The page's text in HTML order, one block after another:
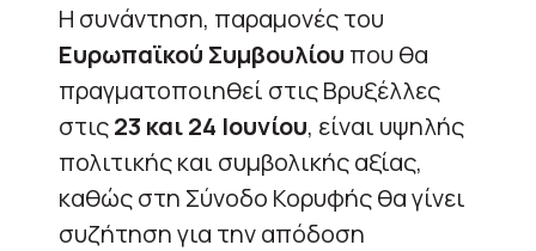
Η συνάντηση, παραμονές του
Ευρωπαϊκού Συμβουλίου που θα
πραγματοποιηθεί στις Βρυξέλλες
στις23 και 24 Ιουνίου, είναι υψηλής
πολιτικής και συμβολικής αξίας,
καθώς στη Σύνοδο Κορυφής θα γίνει
συζήτηση για την απόδοση